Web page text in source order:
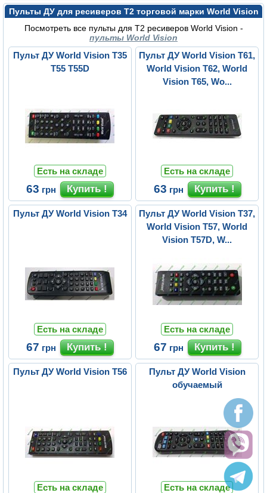
Пульты ДУ для ресиверов Т2 торговой марки World Vision
Посмотреть все пульты для Т2 ресиверов World Vision -
пульты World Vision
Пульт ДУ World Vision T35
T55 T55D
Есть на складе
63 грн
Пульт ДУ World Vision T61,
World Vision T62, World
Vision T65, Wo...
Есть на складе
63 грн
Пульт ДУ World Vision T34
Есть на складе
67 грн
Пульт ДУ World Vision T37,
World Vision T57, World
Vision T57D, W...
Есть на складе
67 грн
Пульт ДУ World Vision T56
Есть на складе
Пульт ДУ World Vision
обучаемый
Есть на складе